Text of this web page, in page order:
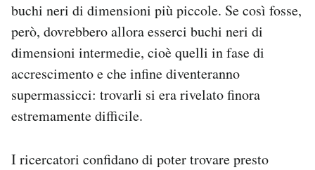
buchi neri di dimensioni più piccole. Se così fosse,
però, dovrebbero allora esserci buchi neri di
dimensioni intermedie, cioè quelli in fase di
accrescimento e che infine diventeranno
supermassicci: trovarli si era rivelato finora
estremamente difficile.
I ricercatori confidano di poter trovare presto